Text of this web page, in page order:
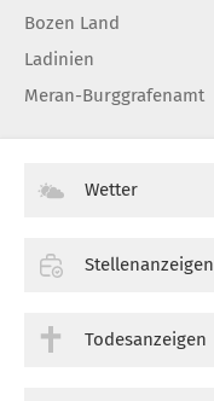
Bozen Land
Ladinien
Meran-Burggrafenamt
Wetter
Stellenanzeigen
Todesanzeigen